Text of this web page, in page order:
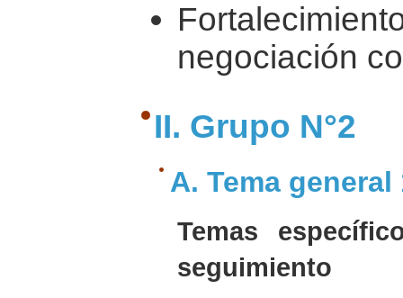
negociación
II. Grupo N°2
A. Tema
Temas
seguimiento